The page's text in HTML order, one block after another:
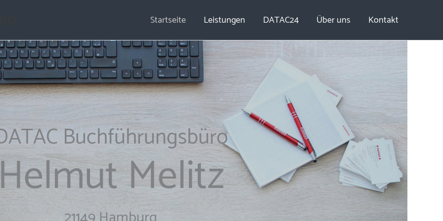
Startseite Leistungen DATAC24 Über uns Kontakt
Buchführungsbüro
Melitz